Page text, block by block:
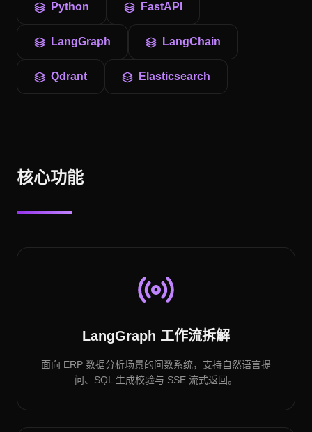
Python FastAPI
LangGraph LangChain
Qdrant Elasticsearch
核心功能
LangGraph 工作流拆解
面向 ERP 数据分析场景的问数系统，支持自然语言提
问、SQL 生成校验与 SSE 流式返回。